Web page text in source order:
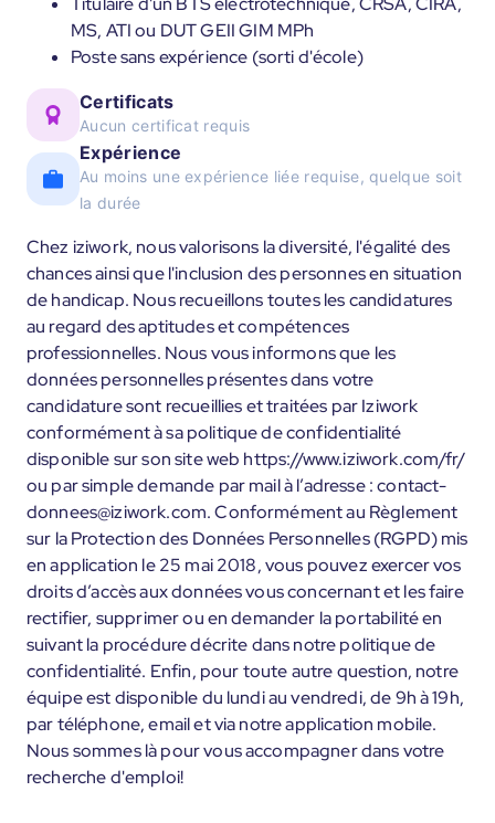
MS, ATI ou DUT GEII GIM MPh
Poste sans expérience (sorti d'école)
Certificats
Aucun certificat requis
Expérience
Au moins une expérience liée requise, quelque soit
la durée
Chez iziwork, nous valorisons la diversité, l'égalité des
chances ainsi que l'inclusion des personnes en situation
de handicap. Nous recueillons toutes les candidatures
au regard des aptitudes et compétences
professionnelles. Nous vous informons que les
données personnelles présentes dans votre
candidature sont recueillies et traitées par Iziwork
conformément à sa politique de confidentialité
disponible sur son site web https://www.iziwork.com/fr/
ou par simple demande par mail à l’adresse : contact-
donnees@iziwork.com. Conformément au Règlement
sur la Protection des Données Personnelles (RGPD) mis
en application le 25 mai 2018, vous pouvez exercer vos
droits d’accès aux données vous concernant et les faire
rectifier, supprimer ou en demander la portabilité en
suivant la procédure décrite dans notre politique de
confidentialité. Enfin, pour toute autre question, notre
équipe est disponible du lundi au vendredi, de 9h à 19h,
par téléphone, email et via notre application mobile.
Nous sommes là pour vous accompagner dans votre
recherche d'emploi!